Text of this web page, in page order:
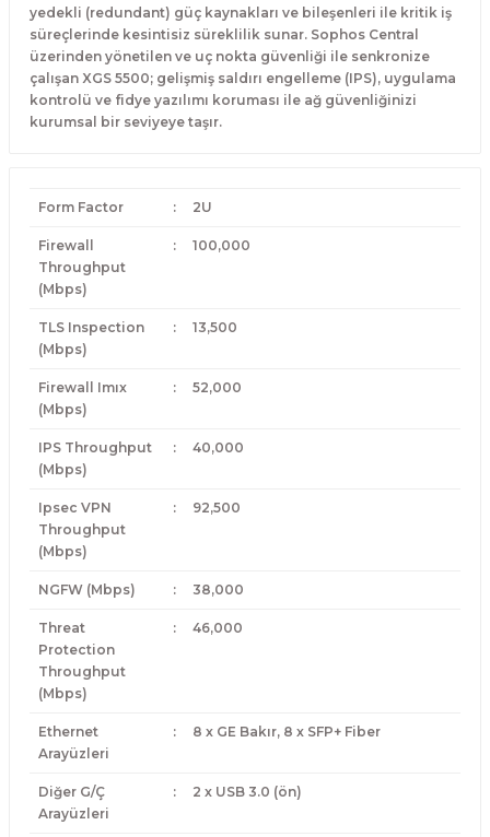
yedekli (redundant) güç kaynakları ve bileşenleri ile kritik iş
süreçlerinde kesintisiz süreklilik sunar. Sophos Central
üzerinden yönetilen ve uç nokta güvenliği ile senkronize
çalışan XGS 5500; gelişmiş saldırı engelleme (IPS), uygulama
kontrolü ve fidye yazılımı koruması ile ağ güvenliğinizi
kurumsal bir seviyeye taşır.
Form Factor : 2U
Firewall
Throughput
(Mbps)
: 100,000
TLS Inspection
(Mbps)
: 13,500
Firewall Imıx
(Mbps)
: 52,000
IPS Throughput
(Mbps)
: 40,000
Ipsec VPN
Throughput
(Mbps)
: 92,500
NGFW (Mbps) : 38,000
Threat
Protection
Throughput
(Mbps)
: 46,000
Ethernet
Arayüzleri
: 8 x GE Bakır, 8 x SFP+ Fiber
Diğer G/Ç
Arayüzleri
: 2 x USB 3.0 (ön)